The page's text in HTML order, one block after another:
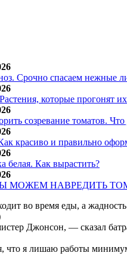
Срочно спасаем нежные
которые прогонят
созревание томатов. Что
красиво и правильно
белая. Как вырастить?
МОЖЕМ НАВРЕДИТЬ
во время еды, а
Джонсон, — сказал
что я лишаю работы